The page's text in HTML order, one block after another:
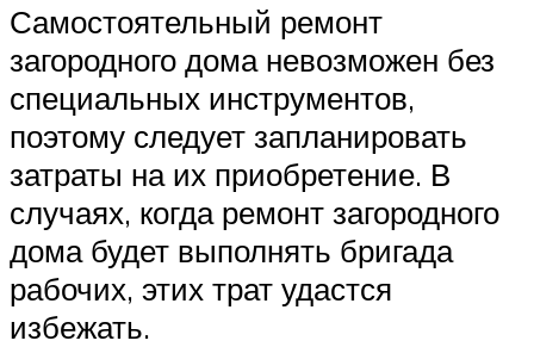
Самостоятельный ремонт
загородного дома невозможен без
специальных инструментов,
поэтому следует запланировать
затраты на их приобретение. В
случаях, когда ремонт загородного
дома будет выполнять бригада
рабочих, этих трат удастся
избежать.